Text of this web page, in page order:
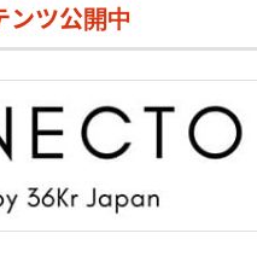
ンツ公開中